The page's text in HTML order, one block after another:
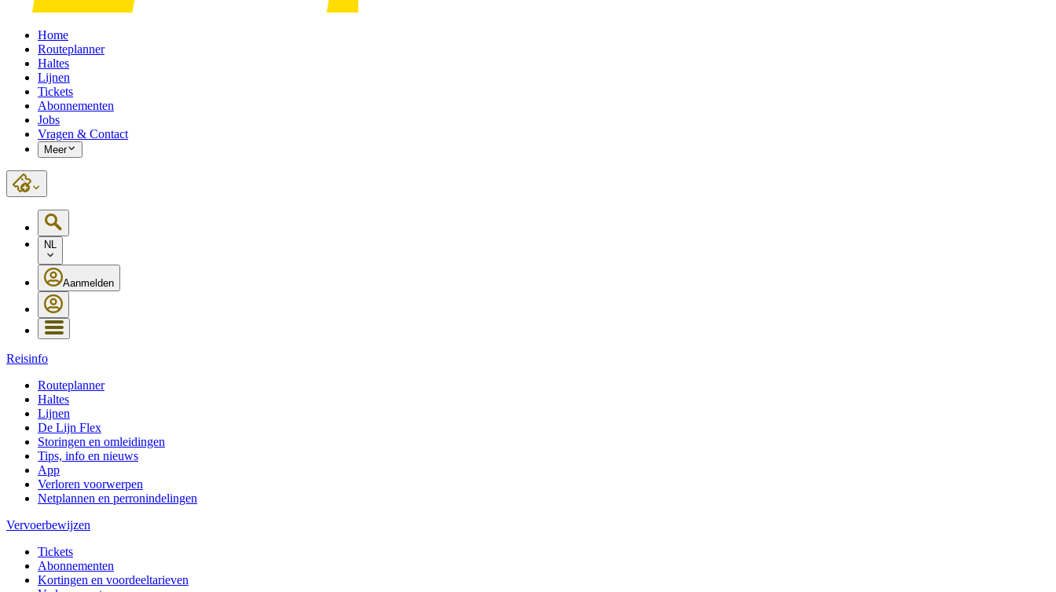
Home
Routeplanner
Haltes
Lijnen
Tickets
Abonnementen
Jobs
Vragen & Contact
Meer
NL
Aanmelden
Reisinfo
Routeplanner
Haltes
Lijnen
De Lijn Flex
Storingen en omleidingen
Tips, info en nieuws
App
Verloren voorwerpen
Netplannen en perronindelingen
Vervoerbewijzen
Tickets
Abonnementen
Kortingen en voordeeltarieven